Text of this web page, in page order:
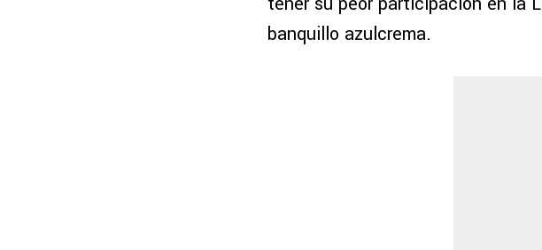
banquillo azulcrema.